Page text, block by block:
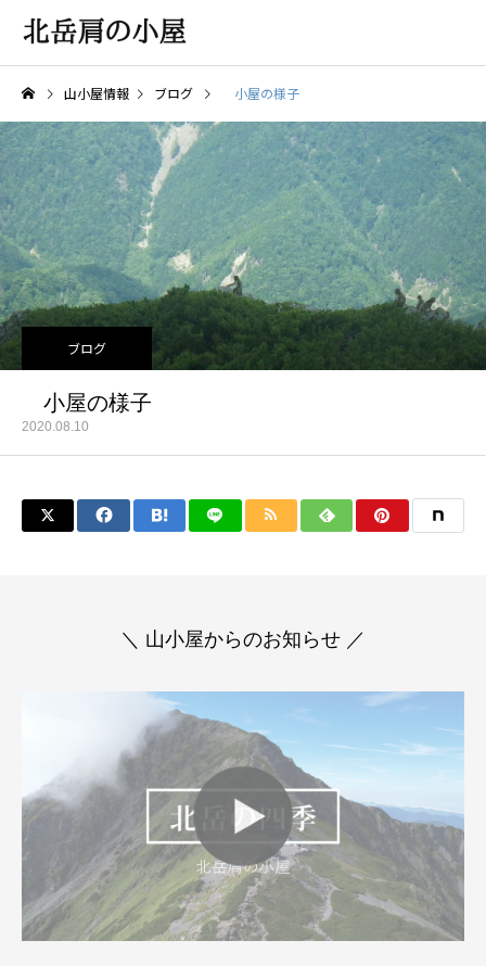
山小屋情報 ブログ 小屋の様子
ブログ
小屋の様子
2020.08.10
＼ 山小屋からのお知らせ ／